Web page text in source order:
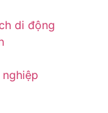
di động